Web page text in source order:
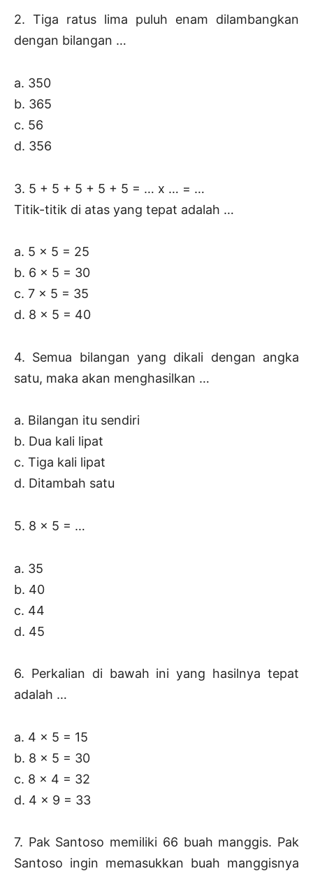
2. Tiga ratus lima puluh enam dilambangkan
dengan bilangan …
a. 350
b. 365
c. 56
d. 356
3. 5 + 5 + 5 + 5 + 5 = … x … = …
Titik-titik di atas yang tepat adalah …
a. 5 x 5 = 25
b. 6 x 5 = 30
c. 7 x 5 = 35
d. 8 x 5 = 40
4. Semua bilangan yang dikali dengan angka
satu, maka akan menghasilkan …
a. Bilangan itu sendiri
b. Dua kali lipat
c. Tiga kali lipat
d. Ditambah satu
5. 8 x 5 = …
a. 35
b. 40
c. 44
d. 45
6. Perkalian di bawah ini yang hasilnya tepat
adalah …
a. 4 x 5 = 15
b. 8 x 5 = 30
c. 8 x 4 = 32
d. 4 x 9 = 33
7. Pak Santoso memiliki 66 buah manggis. Pak
Santoso ingin memasukkan buah manggisnya